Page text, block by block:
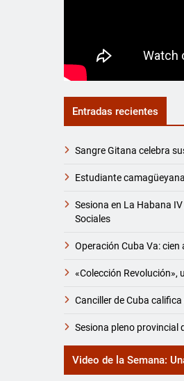
Entradas recientes
Sangre Gitana celebra
Estudiante
Sesiona en La Habana
Sociales
Operación Cuba Va: cien
«Colección Revolución»,
Canciller de Cuba
Sesiona pleno provincial
Video de la Semana: